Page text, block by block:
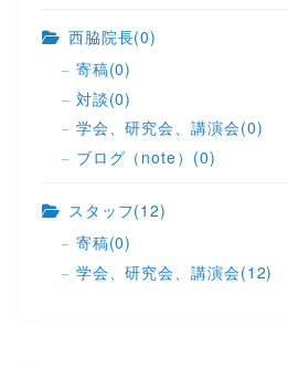
西脇院長(0)
寄稿(0)
対談(0)
学会、研究会、講演会(0)
ブログ（note） (0)
スタッフ(12)
寄稿(0)
学会、研究会、講演会(12)